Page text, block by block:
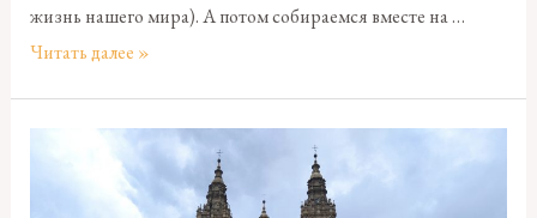
жизнь нашего мира). А потом собираемся вместе на …
Читать далее »